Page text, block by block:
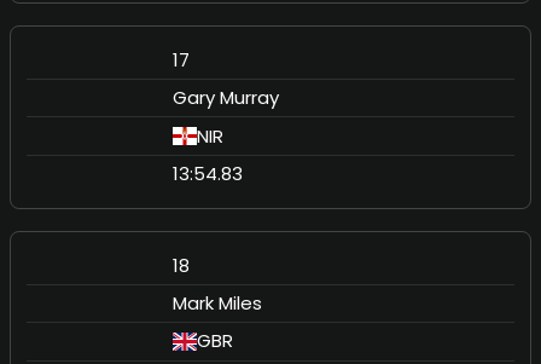
17
Gary Murray
NIR
13:54.83
18
Mark Miles
GBR